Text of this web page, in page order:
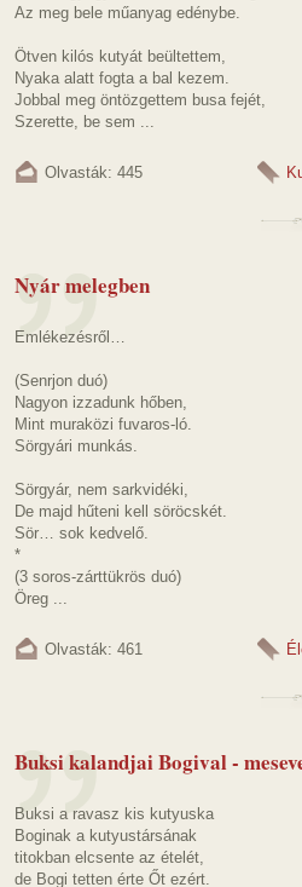
Az meg bele műanyag edénybe.
Ötven kilós kutyát beültettem,
Nyaka alatt fogta a bal kezem.
Jobbal meg öntözgettem busa fejét,
Szerette, be sem ...
Olvasták: 445
Nyár melegben
Emlékezésről…
(Senrjon duó)
Nagyon izzadunk hőben,
Mint muraközi fuvaros-ló.
Sörgyári munkás.
Sörgyár, nem sarkvidéki,
De majd hűteni kell söröcskét.
Sör… sok kedvelő.
*
(3 soros-zárttükrös duó)
Öreg ...
Olvasták: 461
Buksi kalandjai Bogival -
Buksi a ravasz kis kutyuska
Boginak a kutyustársának
titokban elcsente az ételét,
de Bogi tetten érte Őt ezért.